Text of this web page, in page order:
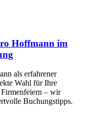
Hoffmann im
als erfahrener
Wahl für Ihre
– wir
Buchungstipps.